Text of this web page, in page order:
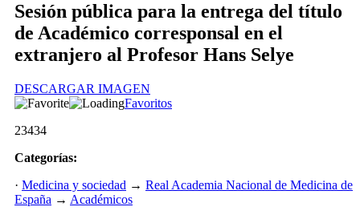
Sesión pública para la entrega del título
de Académico corresponsal en el
extranjero al Profesor Hans Selye
DESCARGAR IMAGEN
Favoritos
23434
Categorías:
· Medicina y sociedad → Real Academia Nacional de Medicina de
España → Académicos